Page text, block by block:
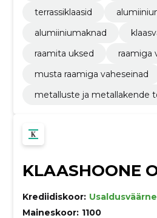
terrassiklaasid
alumiiniumaknad
raamita uksed
raamiga
musta raamiga vaheseinad
metalluste ja metallakende
KLAASHOONE
Krediidiskoor: Usaldusväärne
Maineskoor: 1100